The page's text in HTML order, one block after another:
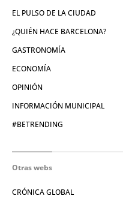
EL PULSO DE LA CIUDAD
¿QUIÉN HACE BARCELONA?
GASTRONOMÍA
ECONOMÍA
OPINIÓN
INFORMACIÓN MUNICIPAL
#BETRENDING
Otras webs
CRÓNICA GLOBAL